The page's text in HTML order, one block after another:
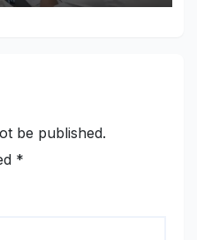
be published.
*